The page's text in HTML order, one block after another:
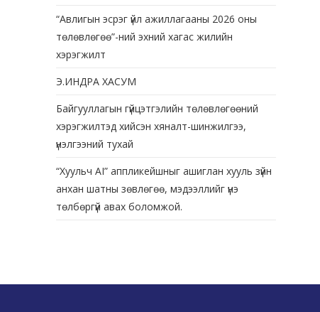
“Авлигын эсрэг үйл ажиллагааны 2026 оны
төлөвлөгөө”-ний эхний хагас жилийн
хэрэгжилт
Э.ИНДРА ХАСУМ
Байгууллагын гүйцэтгэлийн төлөвлөгөөний
хэрэгжилтэд хийсэн хяналт-шинжилгээ,
үнэлгээний тухай
“Хуульч АІ” аппликейшныг ашиглан хууль зүйн
анхан шатны зөвлөгөө, мэдээллийг үнэ
төлбөргүй авах боломжой.